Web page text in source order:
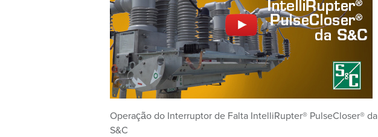
Operação do Interruptor de Falta IntelliRupter® PulseCloser® da
S&C